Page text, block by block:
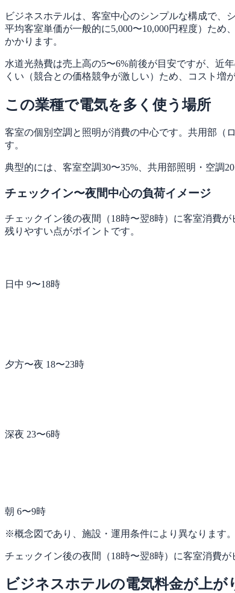
ビジネスホテルは、客室中心のシンプルな構成で、
平均客室単価が一般的に5,000〜10,000円程度）た
かかります。
水道光熱費は売上高の5〜6%前後が目安ですが、近
くい（競合との価格競争が激しい）ため、コスト増
この業種で電気を多く使う場所
客室の個別空調と照明が消費の中心です。共用部（
す。
典型的には、客室空調30〜35%、共用部照明・空調
チェックイン〜夜間中心の負荷イメージ
チェックイン後の夜間（18時〜翌8時）に客室消費
残りやすい点がポイントです。
日中 9〜18時
夕方〜夜 18〜23時
深夜 23〜6時
朝 6〜9時
※概念図であり、施設・運用条件により異なります。
チェックイン後の夜間（18時〜翌8時）に客室消費
ビジネスホテルの電気料金が上が